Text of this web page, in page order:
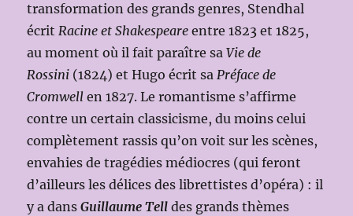
transformation des grands genres, Stendhal
écritRacine et Shakespeare entre 1823 et 1825,
au moment où il fait paraître saVie de
Rossini (1824) et Hugo écrit saPréface de
Cromwell en 1827. Le romantisme s’affirme
contre un certain classicisme, du moins celui
complètement rassis qu’on voit sur les scènes,
envahies de tragédies médiocres (qui feront
d’ailleurs les délices des librettistes d’opéra) : il
y a dansGuillaume Tell des grands thèmes